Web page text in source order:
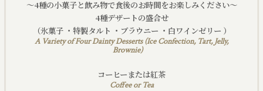
～4種の小菓子と飲み物で食後のお時間をお楽しみください～
4種デザートの盛合せ
（氷菓子 ・特製タルト ・ブラウニー ・白ワインゼリー ）
A Variety of Four Dainty Desserts (Ice Confection, Tart, Jelly,
Brownie)
コーヒーまたは紅茶
Coffee or Tea